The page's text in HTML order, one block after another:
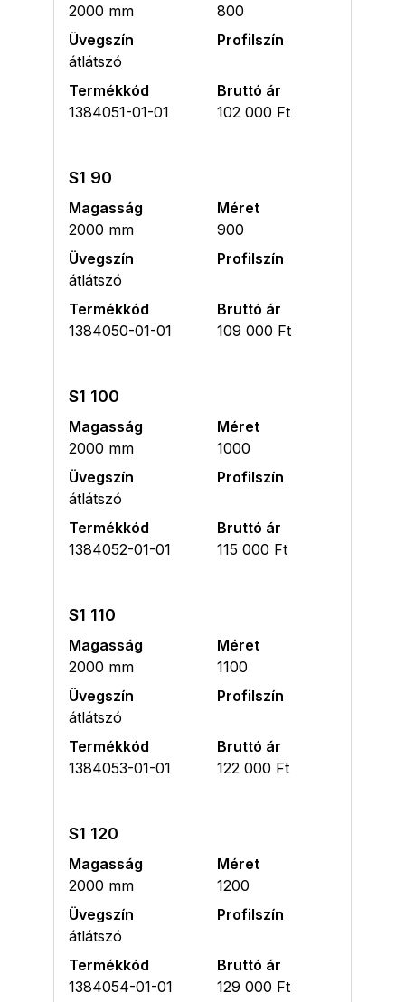
2000 mm
800
Üvegszín
átlátszó
Profilszín
Termékkód
1384051-01-01
Bruttó ár
102 000 Ft
S1 90
Magasság
2000 mm
Méret
900
Üvegszín
átlátszó
Profilszín
Termékkód
1384050-01-01
Bruttó ár
109 000 Ft
S1 100
Magasság
2000 mm
Méret
1000
Üvegszín
átlátszó
Profilszín
Termékkód
1384052-01-01
Bruttó ár
115 000 Ft
S1 110
Magasság
2000 mm
Méret
1100
Üvegszín
átlátszó
Profilszín
Termékkód
1384053-01-01
Bruttó ár
122 000 Ft
S1 120
Magasság
2000 mm
Méret
1200
Üvegszín
átlátszó
Profilszín
Termékkód
1384054-01-01
Bruttó ár
129 000 Ft